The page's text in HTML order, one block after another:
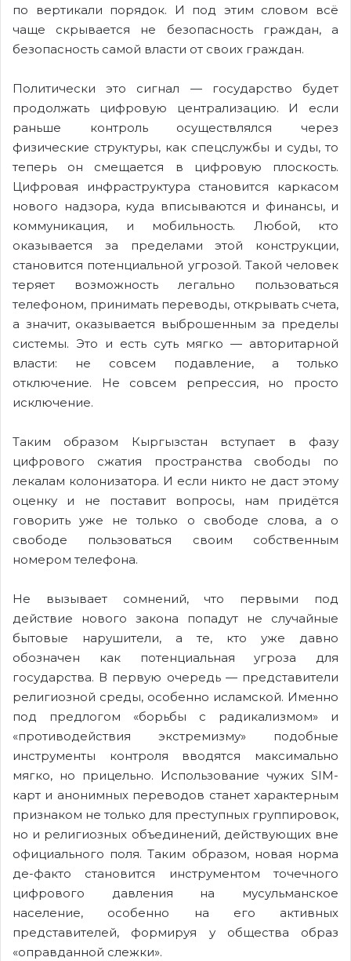
по вертикали порядок. И под этим словом всё
чаще скрывается не безопасность граждан, а
безопасность самой власти от своих граждан.
Политически это сигнал — государство будет
продолжать цифровую централизацию. И если
раньше контроль осуществлялся через
физические структуры, как спецслужбы и суды, то
теперь он смещается в цифровую плоскость.
Цифровая инфраструктура становится каркасом
нового надзора, куда вписываются и финансы, и
коммуникация, и мобильность. Любой, кто
оказывается за пределами этой конструкции,
становится потенциальной угрозой. Такой человек
теряет возможность легально пользоваться
телефоном, принимать переводы, открывать счета,
а значит, оказывается выброшенным за пределы
системы. Это и есть суть мягко — авторитарной
власти: не совсем подавление, а только
отключение. Не совсем репрессия, но просто
исключение.
Таким образом Кыргызстан вступает в фазу
цифрового сжатия пространства свободы по
лекалам колонизатора. И если никто не даст этому
оценку и не поставит вопросы, нам придётся
говорить уже не только о свободе слова, а о
свободе пользоваться своим собственным
номером телефона.
Не вызывает сомнений, что первыми под
действие нового закона попадут не случайные
бытовые нарушители, а те, кто уже давно
обозначен как потенциальная угроза для
государства. В первую очередь — представители
религиозной среды, особенно исламской. Именно
под предлогом «борьбы с радикализмом» и
«противодействия экстремизму» подобные
инструменты контроля вводятся максимально
мягко, но прицельно. Использование чужих SIM-
карт и анонимных переводов станет характерным
признаком не только для преступных группировок,
но и религиозных объединений, действующих вне
официального поля. Таким образом, новая норма
де-факто становится инструментом точечного
цифрового давления на мусульманское
население, особенно на его активных
представителей, формируя у общества образ
«оправданной слежки».